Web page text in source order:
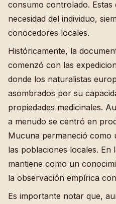
consumo controlado. Estas
necesidad del individuo,
conocedores locales.
Históricamente, la
comenzó con las
donde los naturalistas
asombrados por su
propiedades medicinales.
a menudo se centró en
Mucuna permaneció como
las poblaciones locales. En
mantiene como un
la observación empírica
Es importante notar que,